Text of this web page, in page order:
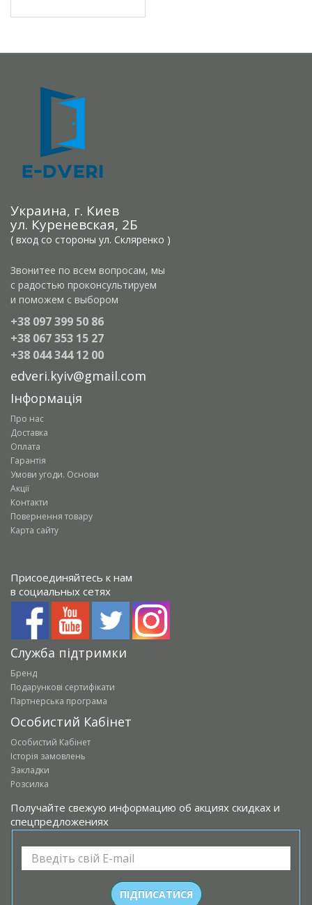
Украина, г. Киев
ул. Куреневская, 2Б
( вход со стороны ул. Скляренко )
Звонитее по всем вопросам, мы
с радостью проконсультируем
и поможем с выбором
+38 097 399 50 86
+38 067 353 15 27
+38 044 344 12 00
edveri.kyiv@gmail.com
Інформація
Про нас
Доставка
Оплата
Гарантія
Умови угоди. Основи
Акції
Контакти
Повернення товару
Карта сайту
Присоединяйтесь к нам
в социальных сетях
Служба підтримки
Бренд
Подарункові сертифікати
Партнерська програма
Особистий Кабінет
Особистий Кабінет
Історія замовлень
Закладки
Розсилка
Получайте свежую информацию об акциях скидках и
спецпредложениях